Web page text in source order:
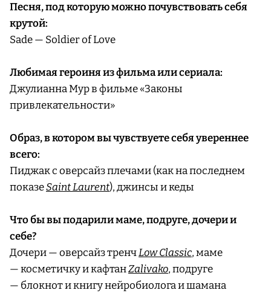
Песня, под которую можно почувствовать себя
крутой:
Sade — Soldier of Love
Любимая героиня из фильма или сериала:
Джулианна Мур в фильме «Законы
привлекательности»
Образ, в котором вы чувствуете себя увереннее
всего:
Пиджак с оверсайз плечами (как на последнем
показеSaint Laurent), джинсы и кеды
Что бы вы подарили маме, подруге, дочери и
себе?
Дочери — оверсайз тренчLow Classic, маме
— косметичку и кафтанZalivako, подруге
— блокнот и книгу нейробиолога и шамана